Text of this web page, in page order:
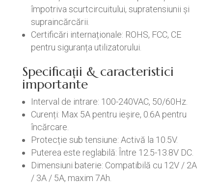
împotriva scurtcircuitului, supratensiunii și
supraincărcării.
Certificări internaționale: ROHS, FCC, CE
pentru siguranța utilizatorului.
Specificații & caracteristici
importante
Interval de intrare: 100-240VAC, 50/60Hz.
Curenți: Max 5A pentru ieșire, 0.6A pentru
încărcare.
Protecție sub tensiune: Activă la 10.5V.
Puterea este reglabilă: Între 12.5-13.8V DC.
Dimensiuni baterie: Compatibilă cu 12V / 2A
/ 3A / 5A, maxim 7Ah.